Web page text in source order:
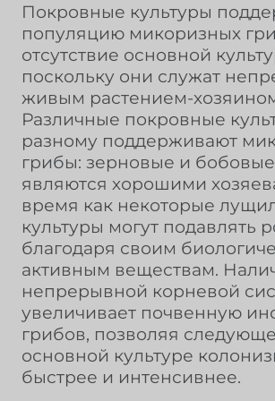
Покровные культуры
популяцию микоризных
отсутствие основной
поскольку они служат
живым растением-
Различные покровные
разному поддерживают
грибы: зерновые и
являются хорошими
время как некоторые
культуры могут подавлять
благодаря своим
активным веществам.
непрерывной корневой
увеличивает почвенную
грибов, позволяя
основной культуре
быстрее и интенсивнее.